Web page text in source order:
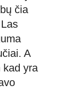
čia
A
kad yra